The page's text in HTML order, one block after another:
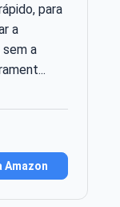
para
a
sem a
Amazon